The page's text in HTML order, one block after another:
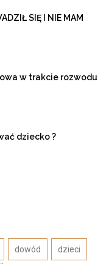
SIĘ I NIE MAM
w trakcie rozwodu
dziecko ?
dowód dzieci